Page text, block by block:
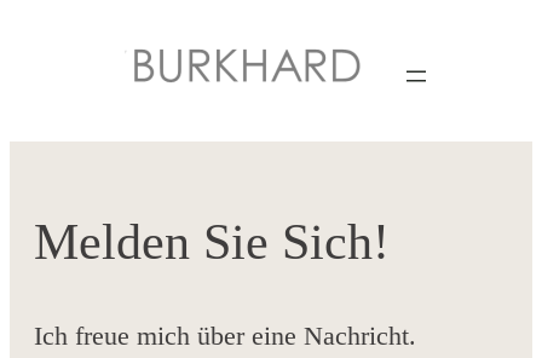
Melden Sie Sich!
Ich freue mich über eine Nachricht.